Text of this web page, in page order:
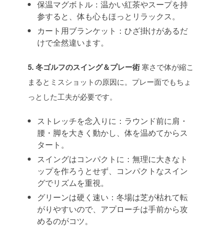
保温マグボトル：温かい紅茶やスープを持
参すると、体も心もほっとリラックス。
カート用ブランケット：ひざ掛けがあるだ
けで全然違います。
5. 冬ゴルフのスイング＆プレー術 寒さで体が縮こ
まるとミスショットの原因に。プレー面でもちょ
っとした工夫が必要です。
ストレッチを念入りに：ラウンド前に肩・
腰・脚を大きく動かし、体を温めてからス
タート。
スイングはコンパクトに：無理に大きなト
ップを作ろうとせず、コンパクトなスイン
グでリズムを重視。
グリーンは硬く速い：冬場は芝が枯れて転
がりやすいので、アプローチは手前から攻
めるのがコツ。